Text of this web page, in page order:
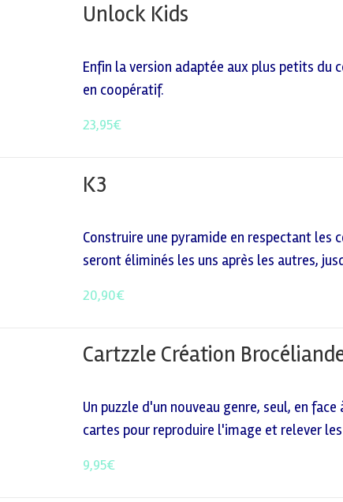
Unlock Kids
Enfin la version adaptée aux plus petits du
en coopératif.
23,95€
K3
Construire une pyramide en respectant les
seront éliminés les uns après les autres,
20,90€
Cartzzle Création
Un puzzle d'un nouveau genre, seul, en
cartes pour reproduire l'image et relever
9,95€